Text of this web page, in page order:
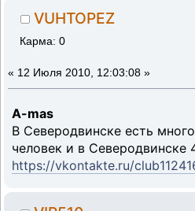
VUHTOPEZ
Карма: 0
« 12 Июля 2010, 12:03:08 »
A-mas
В Северодвинске есть
человек и в Северодвинске
https://vkontakte.ru/